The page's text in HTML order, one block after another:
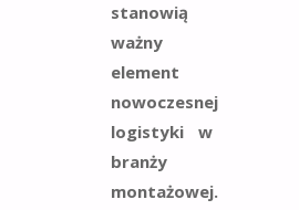
stanowią
ważny
element
nowoczesnej
logistyki w
branży
montażowej.